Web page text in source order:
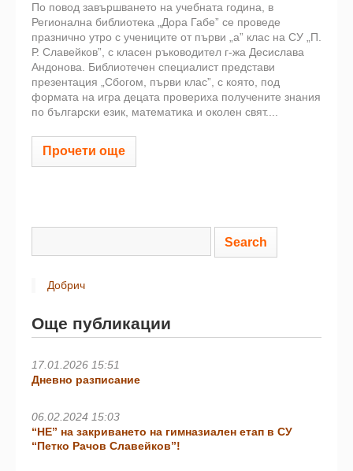
По повод завършването на учебната година, в
Регионална библиотека „Дора Габе” се проведе
празнично утро с учениците от първи „а” клас на СУ „П.
Р. Славейков”, с класен ръководител г-жа Десислава
Андонова. Библиотечен специалист представи
презентация „Сбогом, първи клас”, с която, под
формата на игра децата провериха получените знания
по български език, математика и околен свят....
Прочети още
Добрич
Още публикации
17.01.2026 15:51
Дневно разписание
06.02.2024 15:03
“НЕ” на закриването на гимназиален етап в СУ
“Петко Рачов Славейков”!